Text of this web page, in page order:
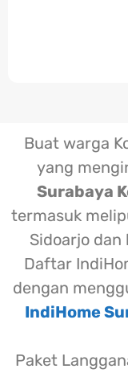
Buat warga
yang
Surabaya
termasuk
Sidoarjo
Daftar
dengan
IndiHome
Paket